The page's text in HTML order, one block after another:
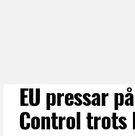
EU pressar
Control trots